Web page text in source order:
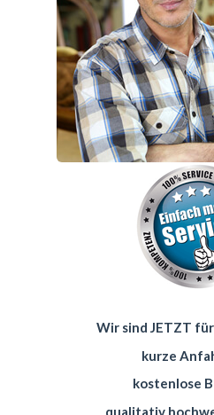
Wir sind JETZT
kurze
kostenlose
qualitativ